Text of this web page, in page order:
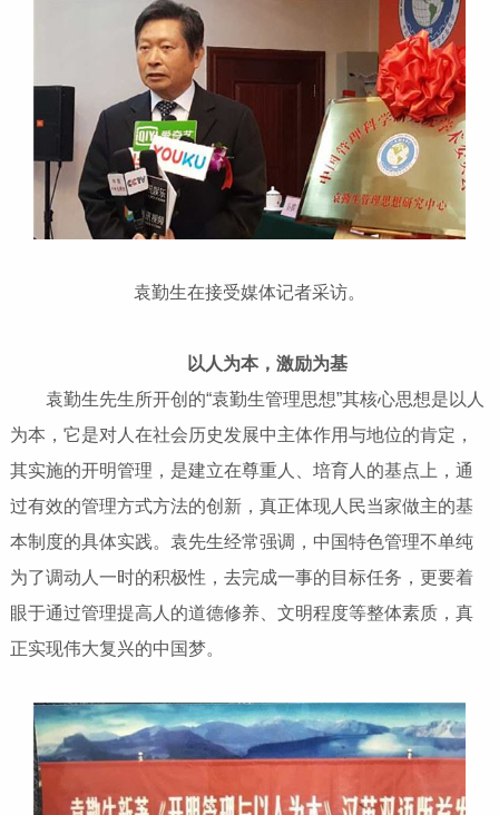
袁勤生在接受媒体记者采访。
以人为本，激励为基
袁勤生先生所开创的“袁勤生管理思想”其核心思想是以人
为本，它是对人在社会历史发展中主体作用与地位的肯定，
其实施的开明管理，是建立在尊重人、培育人的基点上，通
过有效的管理方式方法的创新，真正体现人民当家做主的基
本制度的具体实践。袁先生经常强调，中国特色管理不单纯
为了调动人一时的积极性，去完成一事的目标任务，更要着
眼于通过管理提高人的道德修养、文明程度等整体素质，真
正实现伟大复兴的中国梦。